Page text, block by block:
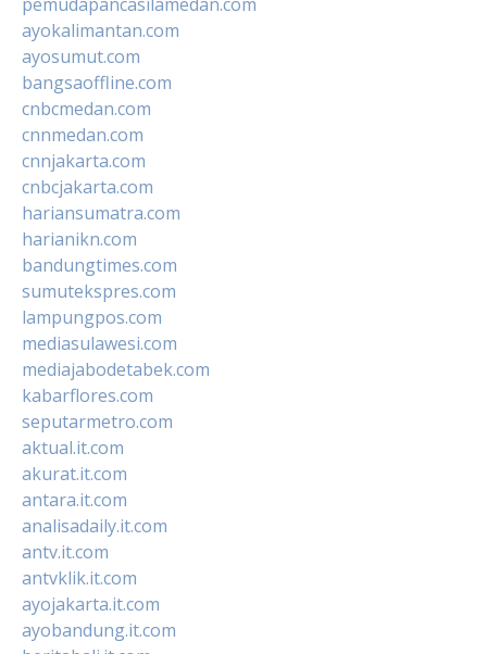
ayokalimantan.com
ayosumut.com
bangsaoffline.com
cnbcmedan.com
cnnmedan.com
cnnjakarta.com
cnbcjakarta.com
hariansumatra.com
harianikn.com
bandungtimes.com
sumutekspres.com
lampungpos.com
mediasulawesi.com
mediajabodetabek.com
kabarflores.com
seputarmetro.com
aktual.it.com
akurat.it.com
antara.it.com
analisadaily.it.com
antv.it.com
antvklik.it.com
ayojakarta.it.com
ayobandung.it.com